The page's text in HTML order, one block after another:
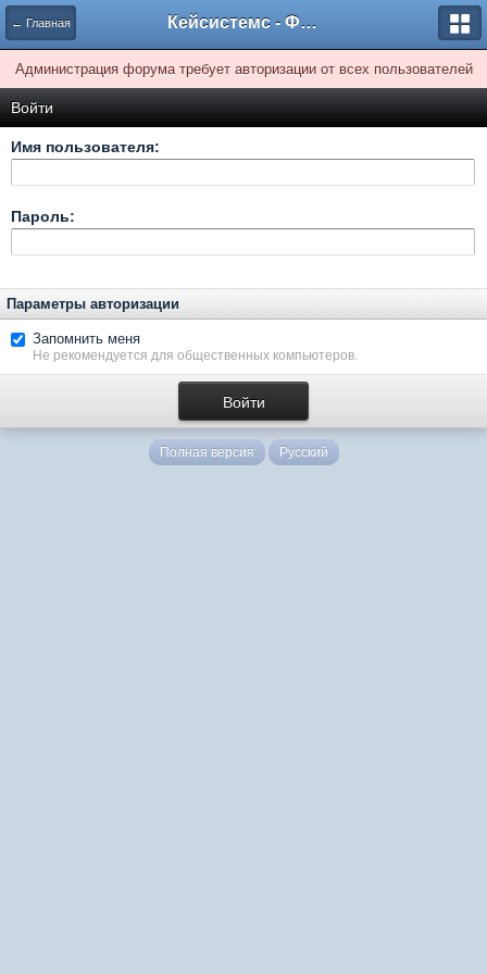
← Главная Кейсистемс - Форумы
Администрация форума требует авторизации от всех пользователей
Войти
Имя пользователя:
Пароль:
Параметры авторизации
Запомнить меня
Не рекомендуется для общественных компьютеров.
Полная версия Русский